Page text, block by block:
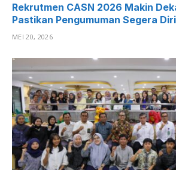
Rekrutmen CASN 2026 Makin
Pastikan Pengumuman Segera
MEI 20, 2026